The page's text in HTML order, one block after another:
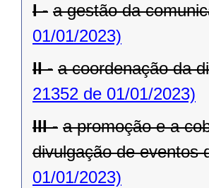
I - a gestão da
01/01/2023)
II - a coordenação da
21352 de 01/01/2023)
III - a promoção e a
divulgação de eventos
01/01/2023)